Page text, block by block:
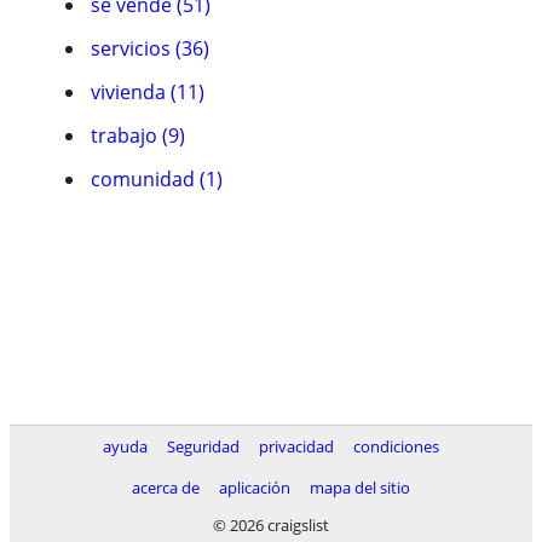
servicios (36)
vivienda (11)
trabajo (9)
comunidad (1)
ayuda Seguridad privacidad
condiciones
acerca de
aplicación
mapa del sitio
© 2026 craigslist